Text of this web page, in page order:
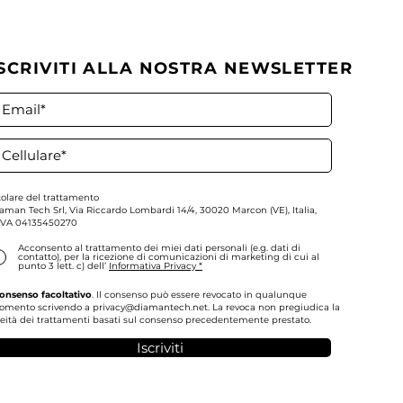
per costruire un
in obbligazioni
ALLA NOSTRA NEWSLETTER
del trattamento
Tech Srl, Via Riccardo Lombardi 14/4, 30020 Marcon (VE), Italia,
04135450270
Acconsento al trattamento dei miei dati personali (e.g. dati di
contatto), per la ricezione di comunicazioni di marketing di cui al
punto 3 lett. c) dell’ Informativa Privacy *
facoltativo. Il consenso può essere revocato in qualunque
scrivendo a privacy@diamantech.net. La revoca non pregiudica la
dei trattamenti basati sul consenso precedentemente prestato.
Iscriviti